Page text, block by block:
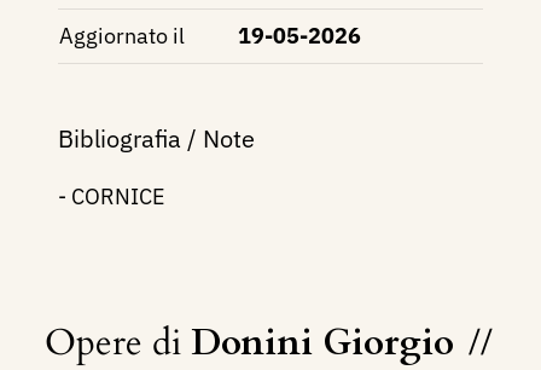
Aggiornato il
19-05-2026
Bibliografia / Note
- CORNICE
Opere diDonini Giorgio //